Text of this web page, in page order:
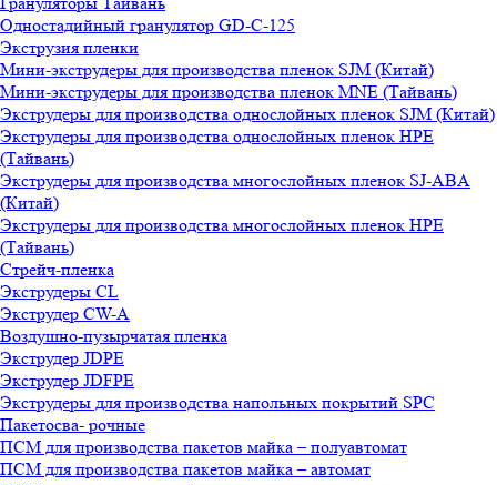
Одностадийный гранулятор GD-C-125
Экструзия пленки
Мини-экструдеры для производства пленок SJM (Китай)
Мини-экструдеры для производства пленок MNE (Тайвань)
Экструдеры для производства однослойных пленок SJM (Китай)
Экструдеры для производства однослойных пленок HPE
(Тайвань)
Экструдеры для производства многослойных пленок SJ-ABA
(Китай)
Экструдеры для производства многослойных пленок HPE
(Тайвань)
Стрейч-пленка
Экструдеры CL
Экструдер CW-A
Воздушно-пузырчатая пленка
Экструдер JDPE
Экструдер JDFPE
Экструдеры для производства напольных покрытий SPC
Пакетосва- рочные
ПСМ для производства пакетов майка – полуавтомат
ПСМ для производства пакетов майка – автомат